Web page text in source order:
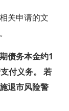
关申请的文
债务本金约1
付义务。 若
退市风险警